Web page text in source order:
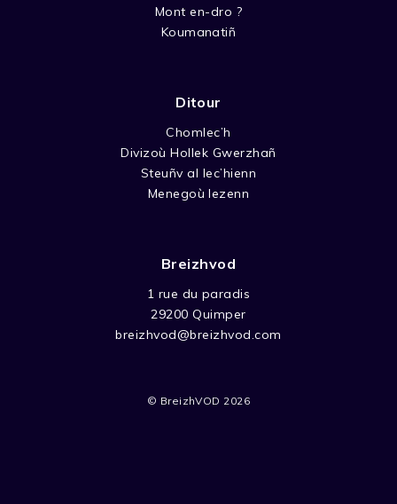
Mont en-dro ?
Koumanatiñ
Ditour
Chomlec’h
Divizoù Hollek Gwerzhañ
Steuñv al lec’hienn
Menegoù lezenn
Breizhvod
1 rue du paradis
29200 Quimper
breizhvod@breizhvod.com
© BreizhVOD 2026